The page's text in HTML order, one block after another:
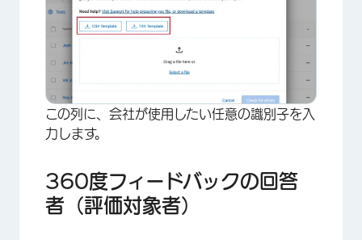
この列に、会社が使用したい任意の識別子を入
力します。
360度フィードバックの回答
者（評価対象者）